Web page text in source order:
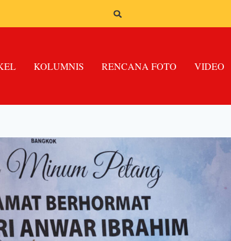
KOLUMNIS RENCANA FOTO VIDEO